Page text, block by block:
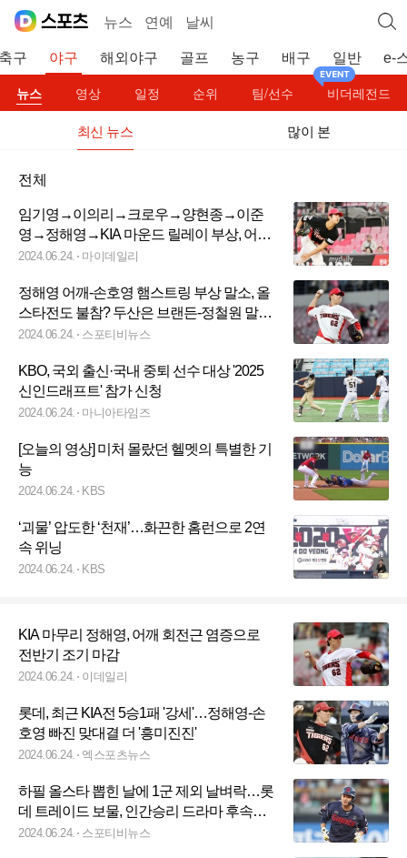
뉴스 연예 날씨
구 야구 해외야구 골프 농구 배구 일반 e-
뉴스 영상 일정 순위 팀/선수 비더레전드
최신 뉴스 많이 본
전체
임기영→이의리→크로우→양현종→이준
영→정해영→KIA 마운드 릴레이 부상, 어쩌
면 기적의 1위 ‘여름아 버텨라’
2024.06.24. 마이데일리
정해영 어깨-손호영 햄스트링 부상 말소, 올
스타전도 불참? 두산은 브랜든-정철원 말소
[공식발표]
2024.06.24. 스포티비뉴스
KBO, 국외 출신·국내 중퇴 선수 대상 '2025
신인드래프트' 참가 신청
2024.06.24. 마니아타임즈
[오늘의 영상] 미처 몰랐던 헬멧의 특별한 기
능
2024.06.24. KBS
‘괴물’ 압도한 ‘천재’…화끈한 홈런으로 2연
속 위닝
2024.06.24. KBS
KIA 마무리 정해영, 어깨 회전근 염증으로
전반기 조기 마감
2024.06.24. 이데일리
롯데, 최근 KIA전 5승1패 '강세'…정해영-손
호영 빠진 맞대결 더 '흥미진진'
2024.06.24. 엑스포츠뉴스
하필 올스타 뽑힌 날에 1군 제외 날벼락…롯
데 트레이드 보물, 인간승리 드라마 후속편
보여주나
2024.06.24. 스포티비뉴스